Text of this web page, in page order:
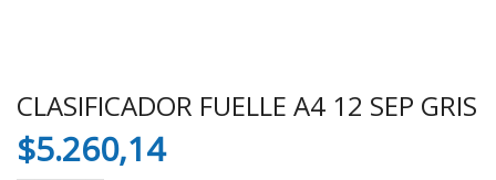
CLASIFICADOR FUELLE A4 12 SEP GRIS
$5.260,14